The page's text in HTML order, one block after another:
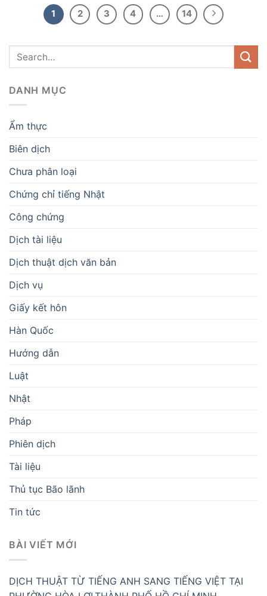
1 2 3 4 … 14
DANH MỤC
Ẩm thực
Biên dịch
Chưa phân loại
Chứng chỉ tiếng Nhật
Công chứng
Dịch tài liệu
Dịch thuật dịch văn bản
Dịch vụ
Giấy kết hôn
Hàn Quốc
Hướng dẫn
Luật
Nhật
Pháp
Phiên dịch
Tài liệu
Thủ tục Bão lãnh
Tin tức
BÀI VIẾT MỚI
DỊCH THUẬT TỪ TIẾNG ANH SANG TIẾNG VIỆT TẠI